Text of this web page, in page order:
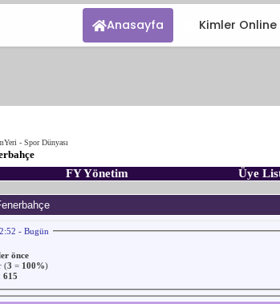
Anasayfa Kimler Online
- Spor Dünyası
FY Yönetim Üye
- Bugün
önce
(3 = 100%)
615